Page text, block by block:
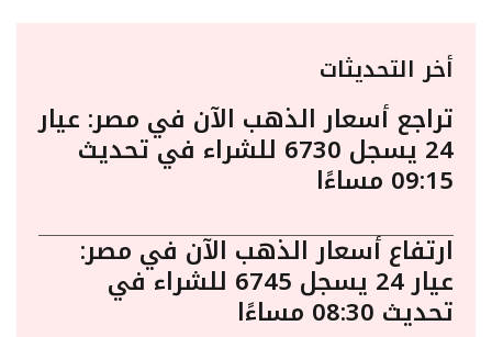
أخر التحديثات
تراجع أسعار الذهب الآن في مصر: عيار
24 يسجل 6730 للشراء في تحديث
09:15 مساءًا
ارتفاع أسعار الذهب الآن في مصر:
عيار 24 يسجل 6745 للشراء في
تحديث 08:30 مساءًا